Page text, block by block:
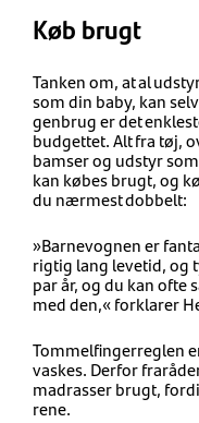
Køb brugt
Tanken om, at al
som din baby, kan
genbrug er det
budgettet. Alt fra tøj,
bamser og udstyr
kan købes brugt, og
du nærmest dobbelt:
»Barnevognen er
rigtig lang levetid, og
par år, og du kan
med den,« forklarer
Tommelfingerreglen
vaskes. Derfor
madrasser brugt,
rene.